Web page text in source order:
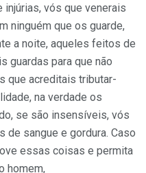
vós que venerais
ninguém que os guarde,
a noite, aqueles feitos de
guardas para que não
que acreditais tributar-
na verdade os
se são insensíveis, vós
sangue e gordura. Caso
essas coisas e permita
homem,